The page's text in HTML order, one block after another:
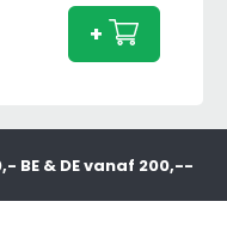
aantal
+
BE & DE vanaf 200,--